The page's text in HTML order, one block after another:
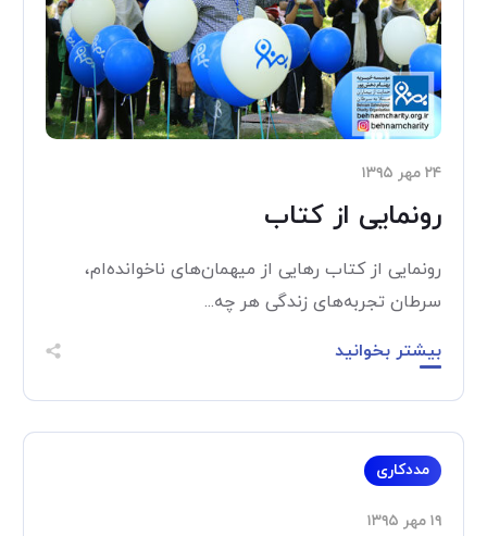
۲۴ مهر ۱۳۹۵
رونمایی از کتاب
رونمایی از کتاب رهایی از میهمان‌های ناخوانده‌ام،
سرطان تجربه‌های زندگی هر چه...
بیشتر بخوانید
مددکاری
۱۹ مهر ۱۳۹۵